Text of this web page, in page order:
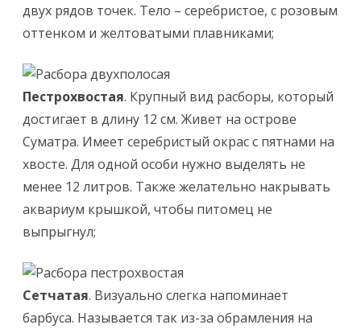
двух рядов точек. Тело – серебристое, с розовым
оттенком и желтоватыми плавниками;
Пестрохвостая. Крупный вид расборы, который
достигает в длину 12 см. Живет на острове
Суматра. Имеет серебристый окрас с пятнами на
хвосте. Для одной особи нужно выделять не
менее 12 литров. Также желательно накрывать
аквариум крышкой, чтобы питомец не
выпрыгнул;
Сетчатая. Визуально слегка напоминает
барбуса. Называется так из-за обрамления на